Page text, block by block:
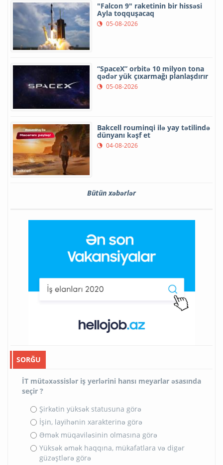
"Falcon 9" raketinin bir hissəsi
Ayla toqquşacaq
05-08-2026
“SpaceX” orbitə 10 milyon tona
qədər yük çıxarmağı planlaşdırır
05-08-2026
Bakcell rouminqi ilə yay tətilində
dünyanı kəşf et
04-08-2026
Bütün xəbərlər
SORĞU
İT mütəxəssislər iş yerlərini hansı meyarlar əsasında
seçir ?
Şirkətin yüksək statusuna görə
İşin, layihənin xarakterinə görə
Əmək müqaviləsinin olmasına görə
Yüksək əmək haqqına, mükafatlara və digər
güzəştlərə görə